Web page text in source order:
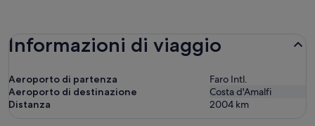
Informazioni di viaggio
Aeroporto di partenza
Faro Intl.
Aeroporto di destinazione
Costa d'Amalfi
Distanza
2004 km